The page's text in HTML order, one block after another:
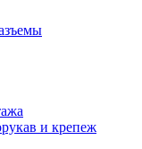
и крепеж